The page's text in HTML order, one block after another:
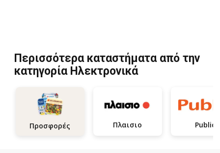
Περισσότερα καταστήματα από την
κατηγορία Hλεκτρονικά
Προσφορές Πλαισιο Public